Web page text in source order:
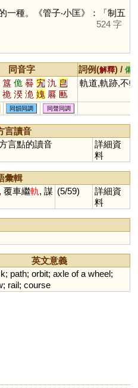
一種。《管子‧小匡》：「制五
524 字
同音字 詞例(解釋) / 備
簋 佹 晷 宄 氿 皀
祪 湀 洈 媿 厬 匭
軌道,軌跡,不軌
同韻同調 同聲同調
言讀音
言點的讀音
詳細資
料
彙輯
, 覆車繼軌, 謀 (5/59)
詳細資
料
英文意義
; path; orbit; axle of a wheel;
; rail; course